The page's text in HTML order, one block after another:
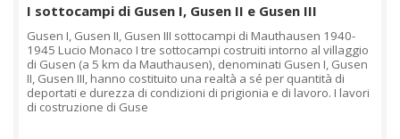
I sottocampi di Gusen I, Gusen II e Gusen III
Gusen I, Gusen II, Gusen III sottocampi di Mauthausen 1940-
1945 Lucio Monaco I tre sottocampi costruiti intorno al villaggio
di Gusen (a 5 km da Mauthausen), denominati Gusen I, Gusen
II, Gusen III, hanno costituito una realtà a sé per quantità di
deportati e durezza di condizioni di prigionia e di lavoro. I lavori
di costruzione di Guse